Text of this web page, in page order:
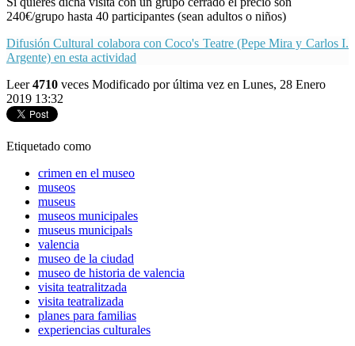
240€/grupo hasta 40 participantes (sean adultos o niños)
Difusión Cultural colabora con Coco's Teatre (Pepe Mira y Carlos I.
Argente) en esta actividad
Leer4710 veces Modificado por última vez en Lunes, 28 Enero
2019 13:32
Etiquetado como
crimen en el museo
museos
museus
museos municipales
museus municipals
valencia
museo de la ciudad
museo de historia de valencia
visita teatralitzada
visita teatralizada
planes para familias
experiencias culturales